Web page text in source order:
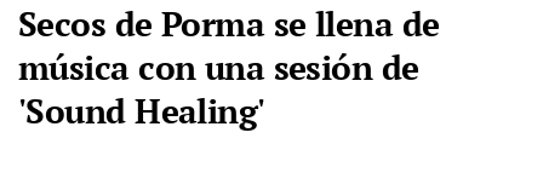
Secos de Porma se llena de
música con una sesión de
'Sound Healing'